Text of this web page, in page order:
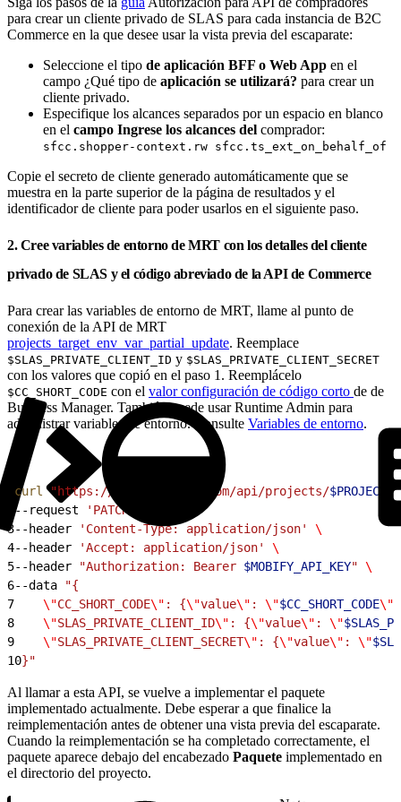
para crear un cliente privado de SLAS para cada instancia de B2C
Commerce en la que desee usar la vista previa del escaparate:
Seleccione el tipo de aplicación BFF o Web App en el
campo ¿Qué tipo de aplicación se utilizará? para crear un
cliente privado.
Especifique los alcances separados por un espacio en blanco
en el campo Ingrese los alcances del comprador:
sfcc.shopper-context.rw sfcc.ts_ext_on_behalf_of
Copie el secreto de cliente generado automáticamente que se
muestra en la parte superior de la página de resultados y el
identificador de cliente para poder usarlos en el siguiente paso.
2. Cree variables de entorno de MRT con los detalles del cliente
privado de SLAS y el código abreviado de la API de Commerce
Para crear las variables de entorno de MRT, llame al punto de
conexión de la API de MRT
projects_target_env_var_partial_update. Reemplace
$SLAS_PRIVATE_CLIENT_ID y $SLAS_PRIVATE_CLIENT_SECRET
con los valores que copió en el paso 1. Reemplácelo
$CC_SHORT_CODE con el valor configuración de código corto de de
Business Manager. También puede usar Runtime Admin para
administrar variables de entorno. Consulte Variables de entorno.
curl "https://cloud.mobify.com/api/projects/$PROJECT
/
--request 'PATCH'
3--header 'Content-Type: application/json'
\
4--header 'Accept: application/json'
\
5--header "Authorization: Bearer $MOBIFY_API_KEY" \
6--data
"{
7
    \"
CC_SHORT_CODE\" : {\"value\" : \"$CC_SHORT_CODE\"
8
    \"
SLAS_PRIVATE_CLIENT_ID\" : {\"value\" : \"
9
    \"
SLAS_PRIVATE_CLIENT_SECRET\" : {\"value\" : \"
10}"
Al llamar a esta API, se vuelve a implementar el paquete
implementado actualmente. Debe esperar a que finalice la
reimplementación antes de obtener una vista previa del escaparate.
Cuando la reimplementación se ha completado correctamente, el
paquete aparece debajo del encabezado Paquete implementado en
el directorio del proyecto.